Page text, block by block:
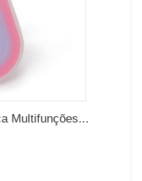
Multifunções...